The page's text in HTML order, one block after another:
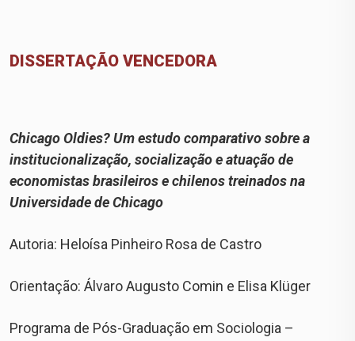
DISSERTAÇÃO VENCEDORA
Chicago Oldies? Um estudo comparativo sobre a
institucionalização, socialização e atuação de
economistas brasileiros e chilenos treinados na
Universidade de Chicago
Autoria: Heloísa Pinheiro Rosa de Castro
Orientação: Álvaro Augusto Comin e Elisa Klüger
Programa de Pós-Graduação em Sociologia –